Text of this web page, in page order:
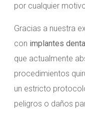
por cualquier
Gracias a nuestra
con implantes
que actualmente
procedimientos
un estricto
peligros o daños